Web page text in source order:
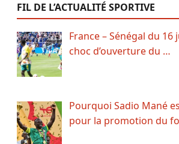
FIL DE L’ACTUALITÉ SPORTIVE
France – Sénégal du 16
choc d’ouverture du …
Pourquoi Sadio Mané
pour la promotion du